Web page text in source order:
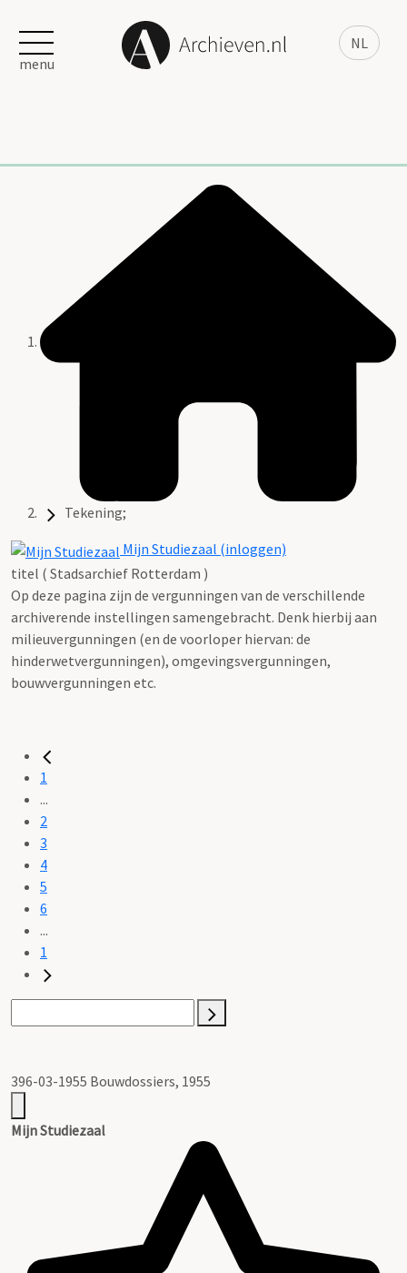
NL
menu
Tekening;
Mijn Studiezaal (inloggen)
titel ( Stadsarchief Rotterdam )
Op deze pagina zijn de vergunningen van de verschillende
archiverende instellingen samengebracht. Denk hierbij aan
milieuvergunningen (en de voorloper hiervan: de
hinderwetvergunningen), omgevingsvergunningen,
bouwvergunningen etc.
1
...
2
3
4
5
6
...
1
396-03-1955 Bouwdossiers, 1955
Mijn Studiezaal